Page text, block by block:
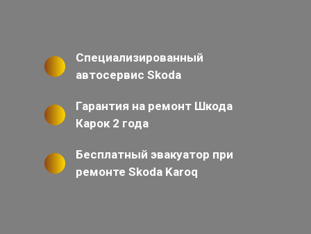
Специализированный
автосервис Skoda
Гарантия на ремонт Шкода
Карок 2 года
Бесплатный эвакуатор при
ремонте Skoda Karoq